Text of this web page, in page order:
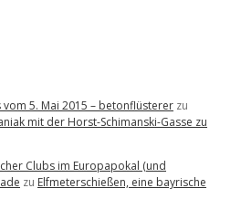
vom 5. Mai 2015 – betonflüsterer zu
mit der Horst-Schimanski-Gasse zu
Clubs im Europapokal (und
zu Elfmeterschießen, eine bayrische